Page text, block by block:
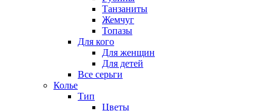
Танзаниты
Жемчуг
Топазы
Для кого
Для женщин
Для детей
Все серьги
Колье
Тип
Цветы